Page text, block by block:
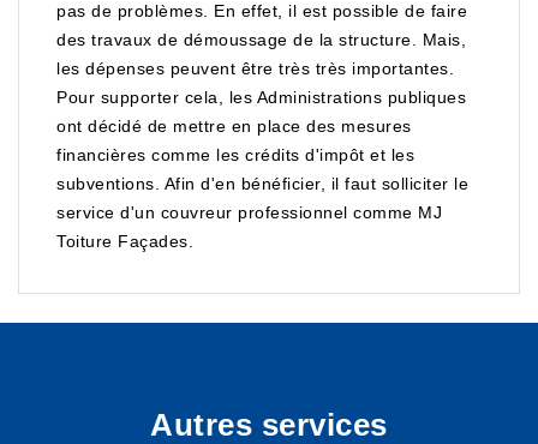
pas de problèmes. En effet, il est possible de faire
des travaux de démoussage de la structure. Mais,
les dépenses peuvent être très très importantes.
Pour supporter cela, les Administrations publiques
ont décidé de mettre en place des mesures
financières comme les crédits d'impôt et les
subventions. Afin d'en bénéficier, il faut solliciter le
service d'un couvreur professionnel comme MJ
Toiture Façades.
Autres services